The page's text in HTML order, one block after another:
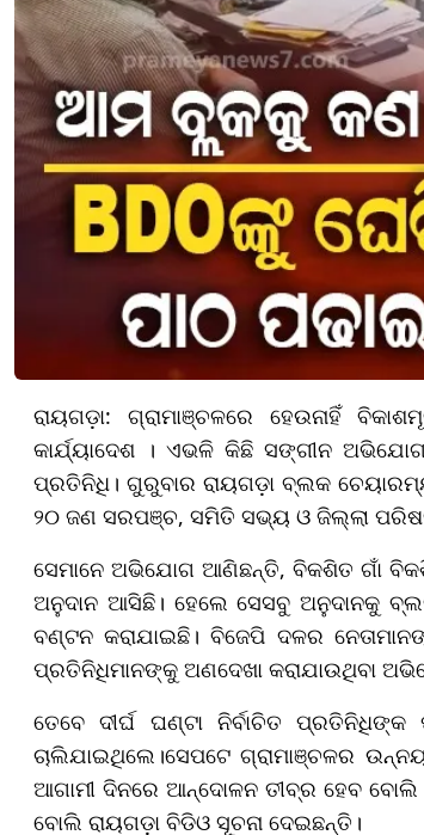
ରାୟଗଡ଼ା: ଗ୍ରାମାଞ୍ଚଳରେ ହେଉନାହିଁ
କାର୍ଯ୍ୟାଦେଶ । ଏଭଳି କିଛି ସଙ୍ଗୀନ
ପ୍ରତିନିଧି। ଗୁରୁବାର ରାୟଗଡ଼ା ବ୍ଲକ
୨୦ ଜଣ ସରପଞ୍ଚ, ସମିତି ସଭ୍ୟ ଓ ଜିଲ୍ଲା
ସେମାନେ ଅଭିଯୋଗ ଆଣିଛନ୍ତି, ବିକଶିତ ଗାଁ
ଅନୁଦାନ ଆସିଛି। ହେଲେ ସେସବୁ ଅନୁଦାନକୁ
ବଣ୍ଟନ କରାଯାଇଛି। ବିଜେପି ଦଳର
ପ୍ରତିନିଧିମାନଙ୍କୁ ଅଣଦେଖା କରାଯାଉଥିବା
ତେବେ ଦୀର୍ଘ ଘଣ୍ଟା ନିର୍ବାଚିତ
ଚାଲିଯାଇଥିଲେ।ସେପଟେ ଗ୍ରାମାଞ୍ଚଳର
ଆଗାମୀ ଦିନରେ ଆନ୍ଦୋଳନ ତୀବ୍ର ହେବ ବୋଲି
ବୋଲି ରାୟଗଡ଼ା ବିଡିଓ ସୂଚନା ଦେଇଛନ୍ତି।